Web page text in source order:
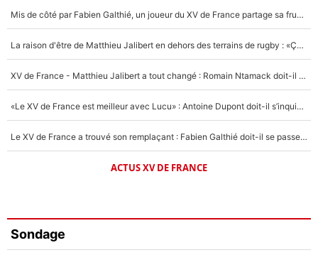
Mis de côté par Fabien Galthié, un joueur du XV de France partage sa frustration : «ils ne me l’ont pas dit tout de suite»
La raison d'être de Matthieu Jalibert en dehors des terrains de rugby : «Ça m'atteint autant que si tu touches à un membre de ma famille»
XV de France - Matthieu Jalibert a tout changé : Romain Ntamack doit-il s’inquiéter pour sa place à un an de la Coupe du monde ?
«Le XV de France est meilleur avec Lucu» : Antoine Dupont doit-il s’inquiéter pour sa place ?
Le XV de France a trouvé son remplaçant : Fabien Galthié doit-il se passer d'Antoine Dupont ?
ACTUS XV DE FRANCE
Sondage